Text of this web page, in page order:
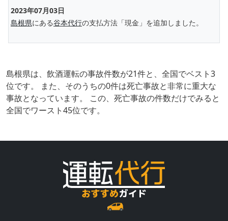
2023年07月03日
島根県にある谷本代行の支払方法「現金」を追加しました。
島根県は、飲酒運転の事故件数が21件と、全国でベスト3
位です。 また、そのうちの0件は死亡事故と非常に重大な
事故となっています。 この、死亡事故の件数だけでみると
全国でワースト45位です。